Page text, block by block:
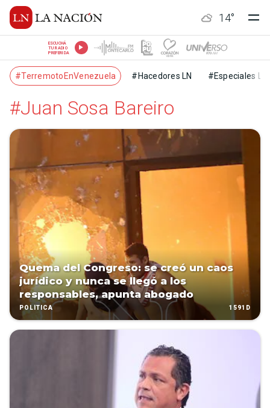
14°
ESCUCHÁ
TU RADIO
PREFERIDA
#TerremotoEnVenezuela #Hacedores LN #Especiales LN
#Juan Sosa Bareiro
Quema del Congreso: se creó un caos
jurídico y nunca se llegó a los
responsables, apunta abogado
POLÍTICA 1591D